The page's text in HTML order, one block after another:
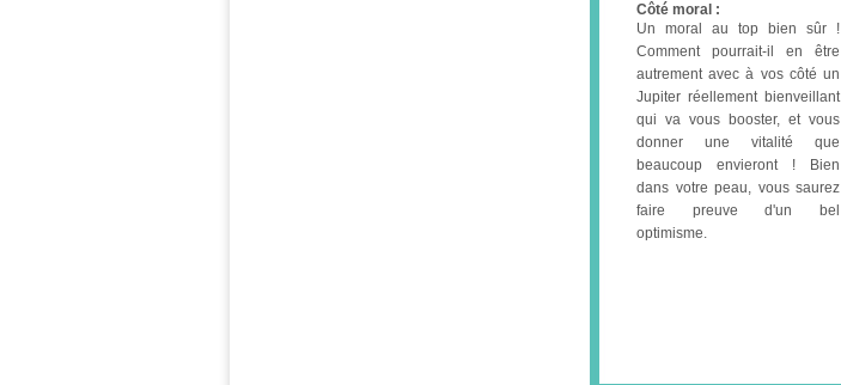
Côté moral :
Un moral au top bien sûr !
Comment pourrait-il en être
autrement avec à vos côté un
Jupiter réellement bienveillant
qui va vous booster, et vous
donner une vitalité que
beaucoup envieront ! Bien
dans votre peau, vous saurez
faire preuve d'un bel
optimisme.